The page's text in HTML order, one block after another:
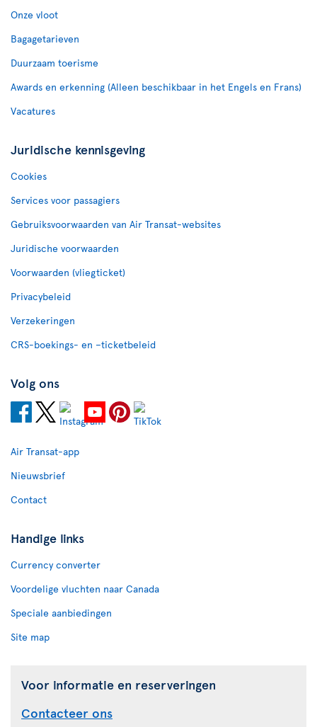
Onze vloot
Bagagetarieven
Duurzaam toerisme
Awards en erkenning (Alleen beschikbaar in het Engels en Frans)
Vacatures
Juridische kennisgeving
Cookies
Services voor passagiers
Gebruiksvoorwaarden van Air Transat-websites
Juridische voorwaarden
Voorwaarden (vliegticket)
Privacybeleid
Verzekeringen
CRS-boekings- en –ticketbeleid
Volg ons
Air Transat-app
Nieuwsbrief
Contact
Handige links
Currency converter
Voordelige vluchten naar Canada
Speciale aanbiedingen
Site map
Voor informatie en reserveringen
Contacteer ons